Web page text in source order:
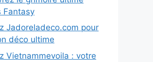
Fantasy
Jadoreladeco.com pour
déco ultime
Vietnammevoila : votre